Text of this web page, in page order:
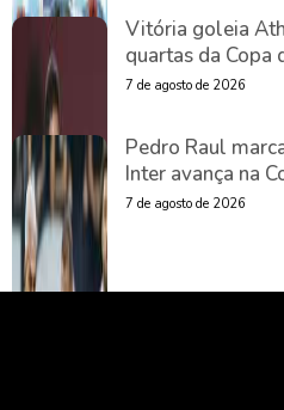
Vitória goleia
quartas da Copa
7 de agosto de 2026
Pedro Raul
Inter avança na
7 de agosto de 2026